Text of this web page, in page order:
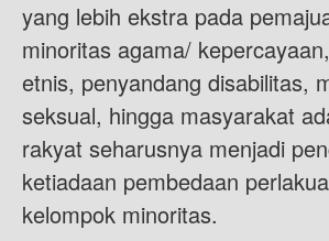
yang lebih ekstra pada
minoritas agama/
etnis, penyandang disabilitas,
seksual, hingga masyarakat
rakyat seharusnya menjadi
ketiadaan pembedaan
kelompok minoritas.